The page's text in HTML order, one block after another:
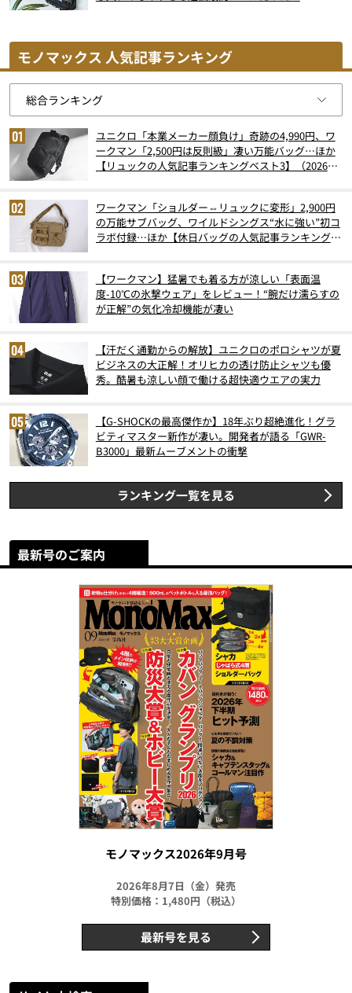
モノマックス 人気記事ランキング
ユニクロ「本業メーカー顔負け」奇跡の4,990円、ワ
ークマン「2,500円は反則級」凄い万能バッグ…ほか
【リュックの人気記事ランキングベスト3】（2026年
ワークマン「ショルダー⇔リュックに変形」2,900円
の万能サブバッグ、ワイルドシングス“水に強い”初コ
ラボ付録…ほか【休日バッグの人気記事ランキングベ
【ワークマン】猛暑でも着る方が涼しい「表面温
度-10℃の氷撃ウェア」をレビュー！“腕だけ濡らすの
が正解”の気化冷却機能が凄い
【汗だく通勤からの解放】ユニクロのポロシャツが夏
ビジネスの大正解！オリヒカの透け防止シャツも優
秀。酷暑も涼しい顔で働ける超快適ウエアの実力
【G-SHOCKの最高傑作か】18年ぶり超絶進化！グラ
ビティマスター新作が凄い。開発者が語る「GWR-
B3000」最新ムーブメントの衝撃
ランキング一覧を見る
最新号のご案内
モノマックス2026年9月号
2026年8月7日（金）発売
特別価格：1,480円（税込）
最新号を見る